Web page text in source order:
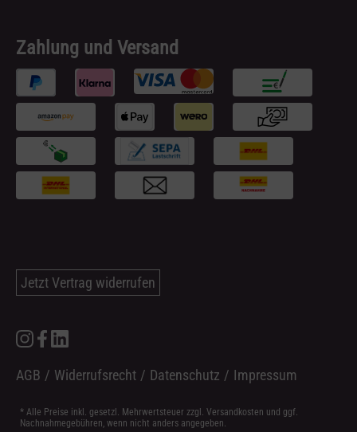
Zahlung und Versand
Jetzt Vertrag widerrufen
AGB / Widerrufsrecht / Datenschutz / Impressum
* Alle Preise inkl. gesetzl. Mehrwertsteuer zzgl. Versandkosten und ggf.
Nachnahmegebühren, wenn nicht anders angegeben.